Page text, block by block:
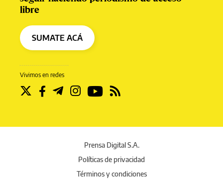
Vivimos en redes
libre
SUMATE ACÁ
Prensa Digital S.A.
Políticas de privacidad
Términos y condiciones